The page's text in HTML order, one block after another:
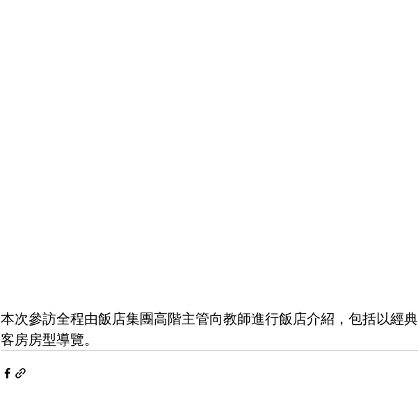
本次參訪全程由飯店集團高階主管向教師進行飯店介紹，包括以經
客房房型導覽。